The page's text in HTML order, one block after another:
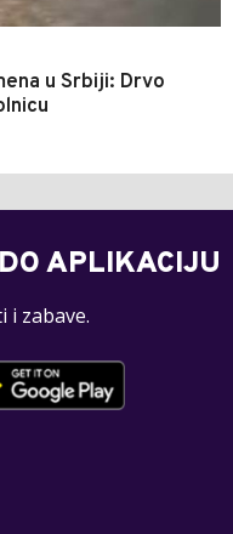
u Srbiji: Drvo
APLIKACIJU
i zabave.